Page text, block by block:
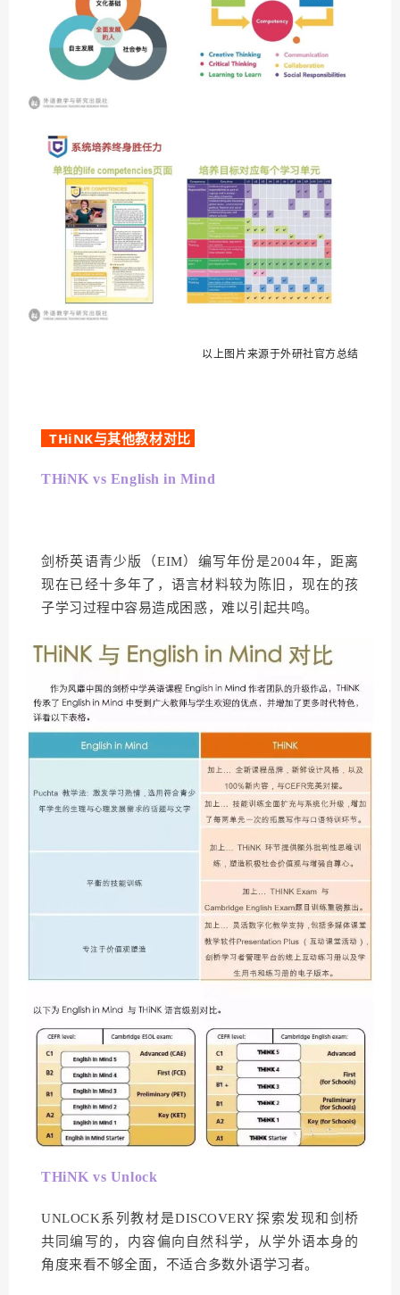
以上图片来源于外研社官方总结
THiNK与其他教材对比
THiNK vs English in Mind
剑桥英语青少版（EIM）编写年份是2004年，距离
现在已经十多年了，语言材料较为陈旧，现在的孩
子学习过程中容易造成困惑，难以引起共鸣。
THiNK vs Unlock
UNLOCK系列教材是DISCOVERY探索发现和剑桥
共同编写的，内容偏向自然科学，从学外语本身的
角度来看不够全面，不适合多数外语学习者。